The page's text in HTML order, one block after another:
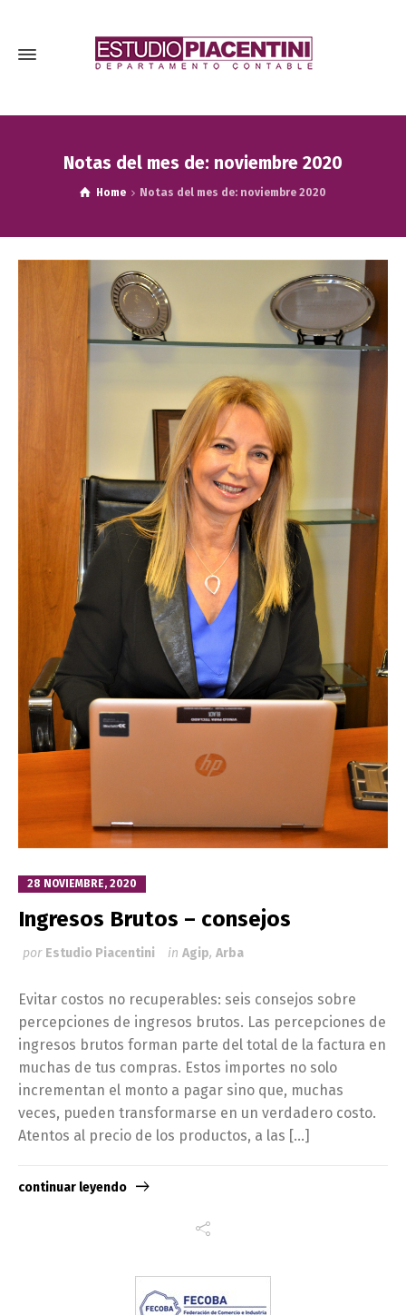
Notas del mes de: noviembre 2020
Home Notas del mes de: noviembre 2020
28 NOVIEMBRE, 2020
Ingresos Brutos – consejos
por Estudio Piacentini in Agip, Arba
Evitar costos no recuperables: seis consejos sobre
percepciones de ingresos brutos. Las percepciones de
ingresos brutos forman parte del total de la factura en
muchas de tus compras. Estos importes no solo
incrementan el monto a pagar sino que, muchas
veces, pueden transformarse en un verdadero costo.
Atentos al precio de los productos, a las […]
continuar leyendo